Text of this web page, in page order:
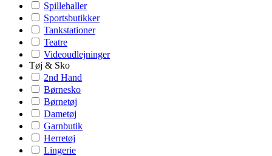
Spillehaller
Sportsbutikker
Tankstationer
Teatre
Videoudlejninger
Tøj & Sko
2nd Hand
Børnesko
Børnetøj
Dametøj
Garnbutik
Herretøj
Lingerie